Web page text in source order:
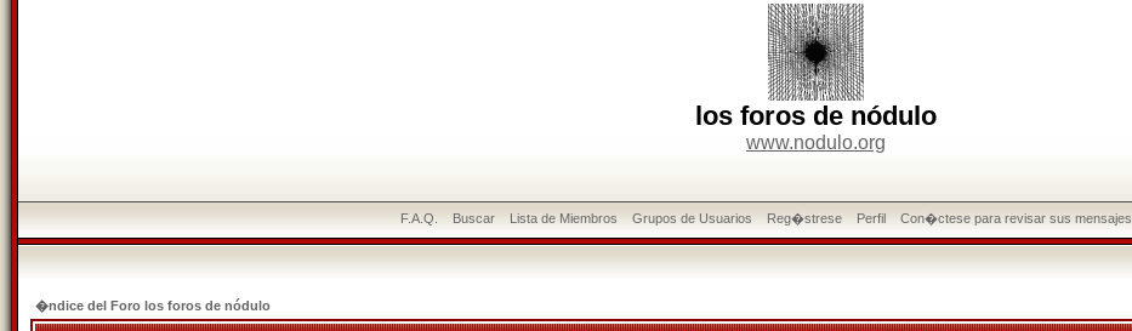
los foros de nódulo
www.nodulo.org
F.A.Q. Buscar Lista de Miembros Grupos de Usuarios Reg�strese Perfil Con�ctese para revisar sus mensajes
�ndice del Foro los foros de nódulo